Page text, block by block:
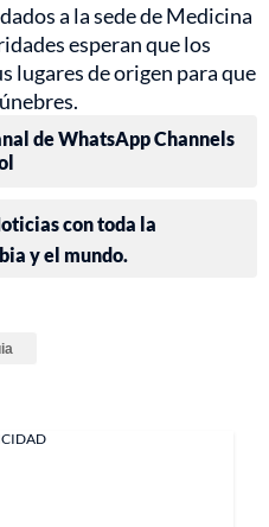
a la sede de Medicina
esperan que los
lugares de origen para que
de WhatsApp Channels
con toda la
y el mundo.